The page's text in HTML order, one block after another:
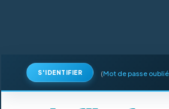
S'IDENTIFIER (Mot de passe oublié